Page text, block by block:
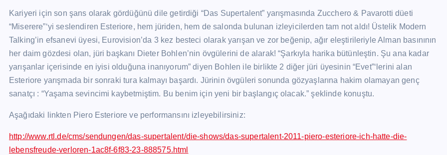
Kariyeri için son şans olarak gördüğünü dile getirdiği “Das Supertalent” yarışmasında Zucchero & Pavarotti düeti
“Miserere”‘yi seslendiren Esteriore, hem jüriden, hem de salonda bulunan izleyicilerden tam not aldı! Üstelik Modern
Talking’in efsanevi üyesi, Eurovision’da 3 kez besteci olarak yarışan ve zor beğenip, ağır eleştirileriyle Alman basınının
her daim gözdesi olan, jüri başkanı Dieter Bohlen’nin övgülerini de alarak! “Şarkıyla harika bütünleştin. Şu ana kadar
yarışanlar içerisinde en iyisi olduğuna inanıyorum” diyen Bohlen ile birlikte 2 diğer jüri üyesinin “Evet”‘lerini alan
Esteriore yarışmada bir sonraki tura kalmayı başardı. Jürinin övgüleri sonunda gözyaşlarına hakim olamayan genç
sanatçı : “Yaşama sevincimi kaybetmiştim. Bu benim için yeni bir başlangıç olacak.” şeklinde konuştu.
Aşağıdaki linkten Piero Esteriore ve performansını izleyebilirsiniz:
http://www.rtl.de/cms/sendungen/das-supertalent/die-shows/das-supertalent-2011-piero-esteriore-ich-hatte-die-
lebensfreude-verloren-1ac8f-6f83-23-888575.html